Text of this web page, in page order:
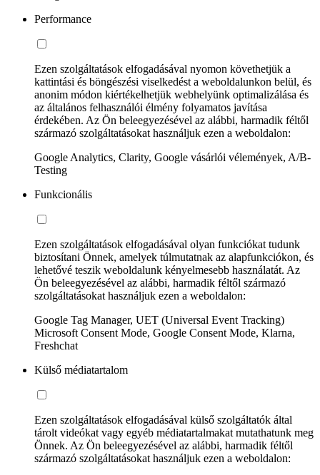
Performance
Ezen szolgáltatások elfogadásával nyomon követhetjük a
kattintási és böngészési viselkedést a weboldalunkon belül, és
anonim módon kiértékelhetjük webhelyünk optimalizálása és
az általános felhasználói élmény folyamatos javítása
érdekében. Az Ön beleegyezésével az alábbi, harmadik féltől
származó szolgáltatásokat használjuk ezen a weboldalon:
Google Analytics, Clarity, Google vásárlói vélemények, A/B-
Testing
Funkcionális
Ezen szolgáltatások elfogadásával olyan funkciókat tudunk
biztosítani Önnek, amelyek túlmutatnak az alapfunkciókon, és
lehetővé teszik weboldalunk kényelmesebb használatát. Az
Ön beleegyezésével az alábbi, harmadik féltől származó
szolgáltatásokat használjuk ezen a weboldalon:
Google Tag Manager, UET (Universal Event Tracking)
Microsoft Consent Mode, Google Consent Mode, Klarna,
Freshchat
Külső médiatartalom
Ezen szolgáltatások elfogadásával külső szolgáltatók által
tárolt videókat vagy egyéb médiatartalmakat mutathatunk meg
Önnek. Az Ön beleegyezésével az alábbi, harmadik féltől
származó szolgáltatásokat használjuk ezen a weboldalon: